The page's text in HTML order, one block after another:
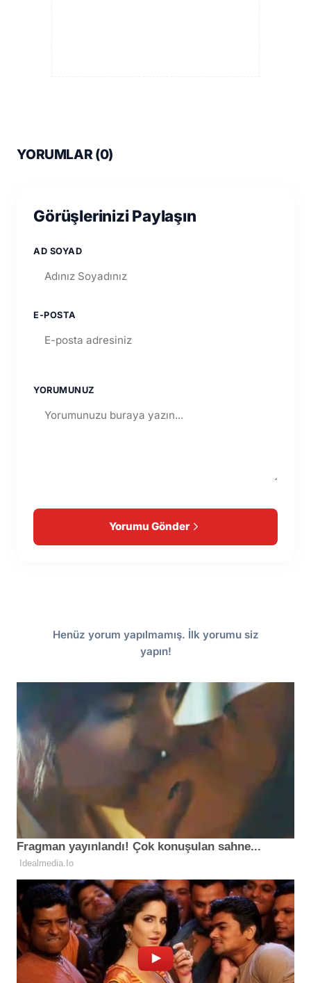
YORUMLAR (0)
Görüşlerinizi Paylaşın
AD SOYAD
E-POSTA
YORUMUNUZ
Yorumu Gönder
Henüz yorum yapılmamış. İlk yorumu siz
yapın!